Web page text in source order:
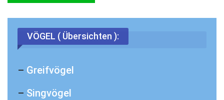
VÖGEL ( Übersichten ):
– Greifvögel
– Singvögel